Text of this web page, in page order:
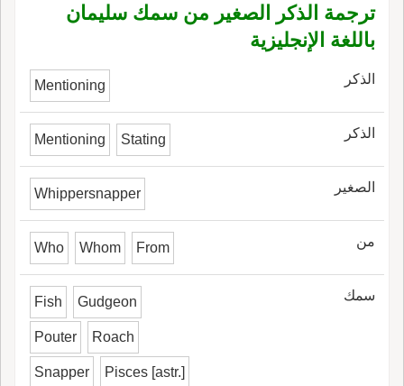
ترجمة الذكر الصغير من سمك سليمان
باللغة الإنجليزية
الذكر Mentioning
الذكر Mentioning Stating
الصغير Whippersnapper
من Who Whom From
سمك Fish Gudgeon
Pouter Roach
Snapper Pisces [astr.]